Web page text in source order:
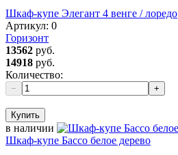
Шкаф-купе Элегант 4 венге / лоредо
Артикул: 0
Горизонт
13562 руб.
14918 руб.
Количество:
− +
Купить
в наличии
Шкаф-купе Бассо белое дерево